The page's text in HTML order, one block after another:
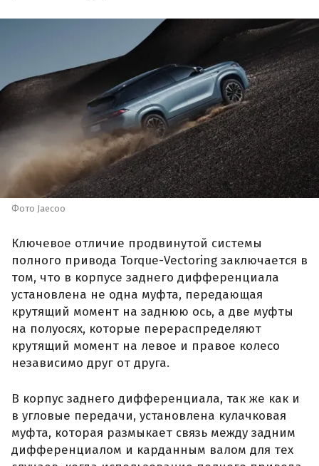
Фото Jaecoo
Ключевое отличие продвинутой системы
полного привода Torque-Vectoring заключается в
том, что в корпусе заднего дифференциала
установлена не одна муфта, передающая
крутящий момент на заднюю ось, а две муфты
на полуосях, которые перераспределяют
крутящий момент на левое и правое колесо
независимо друг от друга.
В корпус заднего дифференциала, так же как и
в угловые передачи, установлена кулачковая
муфта, которая размыкает связь между задним
дифференциалом и карданным валом для тех